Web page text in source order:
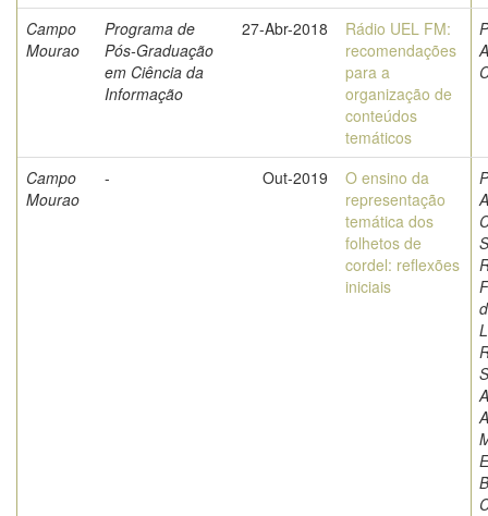
Campo
Mourao
Programa de
Pós-Graduação
em Ciência da
Informação
27-Abr-2018
Rádio UEL FM:
recomendações
para a
organização de
conteúdos
temáticos
Campo
Mourao
- Out-2019
O ensino da
representação
temática dos
folhetos de
cordel: reflexões
iniciais